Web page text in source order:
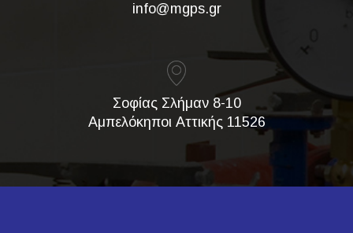
info@mgps.gr
Σοφίας Σλήμαν 8-10
Αμπελόκηποι Αττικής 11526